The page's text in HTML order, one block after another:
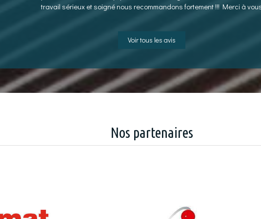
travail sérieux et soigné nous recommandons fortement !!! Merci à
Voir tous les avis
Nos partenaires